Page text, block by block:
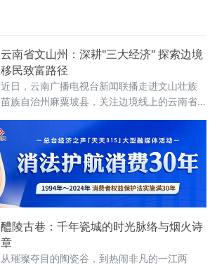
云南省文山州：深耕"三大经济" 探索边境
移民致富路径
近日，云南广播电视台新闻联播走进文山壮族
苗族自治州麻粟坡县，关注边境线上的云南省
云南省文山壮族苗族自治州移民安置部门紧紧
围绕资源经济、园区经济和口岸经济战略部
署，将水库移民安置的后扶政策与县域产业升
级深度融合，探索出一条具有边境特色的移民
致富路径。
醴陵古巷：千年瓷城的时光脉络与烟火诗
章
从璀璨夺目的陶瓷谷，到热闹非凡的一江两